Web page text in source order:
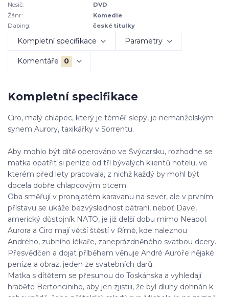
Nosič:
DVD
Žánr:
Komedie
Dabing:
české titulky
Kompletní specifikace Parametry
Komentáře 0
Kompletní specifikace
Ciro, malý chlapec, který je téměř slepý, je nemanželským
synem Aurory, taxikářky v Sorrentu.
Aby mohlo být dítě operováno ve Švýcarsku, rozhodne se
matka opatřit si peníze od tří bývalých klientů hotelu, ve
kterém před lety pracovala, z nichž každý by mohl být
docela dobře chlapcovým otcem.
Oba směřují v pronajatém karavanu na sever, ale v prvním
přístavu se ukáže bezvýslednost pátraní, neboť Dave,
americký důstojník NATO, je již delší dobu mimo Neapol.
Aurora a Ciro mají větší štěstí v Římě, kde naleznou
Andrého, zubního lékaře, zaneprázdněného svatbou dcery.
Přesvědčen a dojat příběhem věnuje André Auroře nějaké
peníze a obraz, jeden ze svatebních darů.
Matka s dítětem se přesunou do Toskánska a vyhledají
hraběte Bertonciniho, aby jen zjistili, že byl dluhy dohnán k